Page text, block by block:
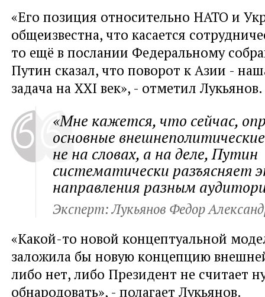
«Его позиция относительно НАТО и
общеизвестна, что касается
то ещё в послании Федеральному
Путин сказал, что поворот к Азии -
задача на XXI век», - отметил Лукьянов.
«Мне кажется, что сейчас,
основные
не на словах, а на деле, Путин
систематически разъясняет
направления разным
Эксперт: Лукьянов Федор
«Какой-то новой концептуальной
заложила бы новую концепцию
либо нет, либо Президент не считает
обнародовать», - полагает Лукьянов.